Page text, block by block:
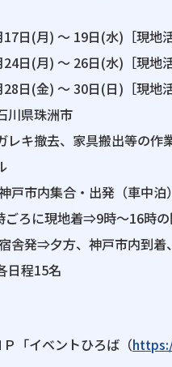
17日(月) ～ 19日(水)［現地
24日(月) ～ 26日(水)［現地
28日(金) ～ 30日(日)［現地
県珠洲市
キ撤去、家具搬出等の作
戸市内集合・出発（車中泊）
ろに現地着⇒9時～16時
舎発⇒夕方、神戸市内到着
程15名
「イベントひろば（